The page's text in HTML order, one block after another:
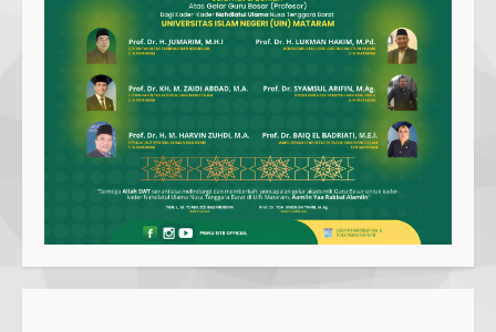
2
Pawon Pengsong NTB: Memanjakan
Lidah dengan Olahan Sehat dan
27 September 2023
3
SMPN 7 Mataram Menerapkan
Project Based Learning pada
Outing Class ke Destinasi Wisata
Khusus di Lombok